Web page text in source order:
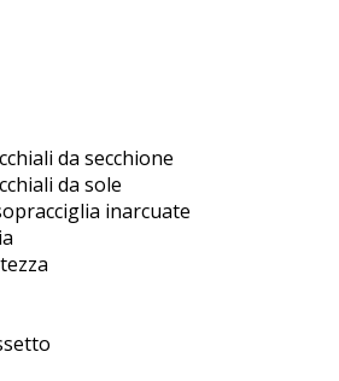
da secchione
da sole
inarcuate